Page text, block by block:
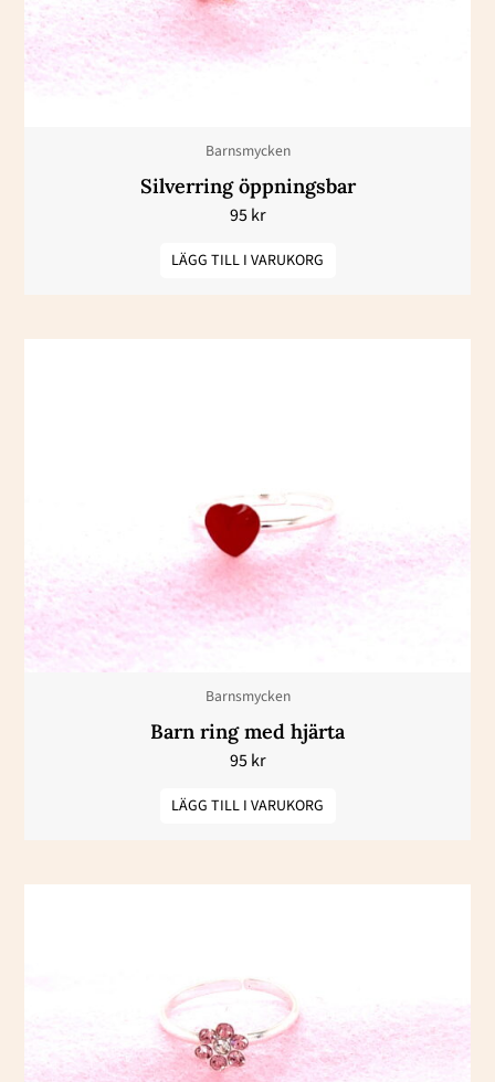
Barnsmycken
Silverring öppningsbar
95kr
LÄGG TILL I VARUKORG
Barnsmycken
Barn ring med hjärta
95kr
LÄGG TILL I VARUKORG